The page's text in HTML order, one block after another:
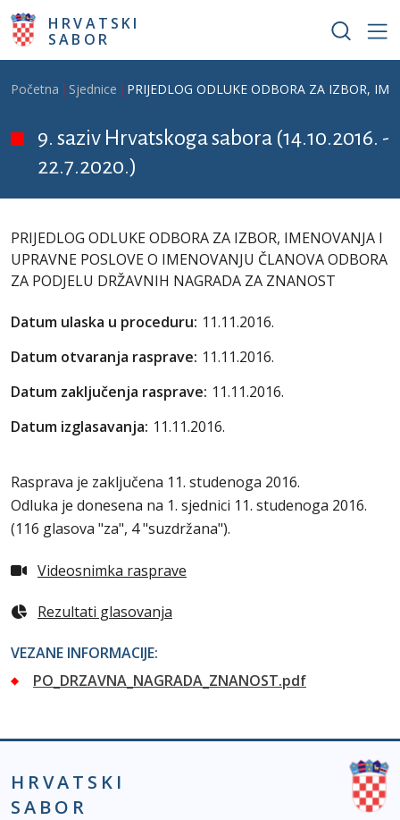
Skoči na glavni sadržaj
HRVATSKI
SABOR
Breadcrumb
Početna Sjednice PRIJEDLOG ODLUKE ODBORA ZA IZBOR,
9. saziv Hrvatskoga sabora (14.10.2016. -
22.7.2020.)
PRIJEDLOG ODLUKE ODBORA ZA IZBOR, IMENOVANJA I
UPRAVNE POSLOVE O IMENOVANJU ČLANOVA ODBORA
ZA PODJELU DRŽAVNIH NAGRADA ZA ZNANOST
Datum ulaska u proceduru: 11.11.2016.
Datum otvaranja rasprave: 11.11.2016.
Datum zaključenja rasprave: 11.11.2016.
Datum izglasavanja: 11.11.2016.
Rasprava je zaključena 11. studenoga 2016.
Odluka je donesena na 1. sjednici 11. studenoga 2016.
(116 glasova "za", 4 "suzdržana").
Videosnimka rasprave
Rezultati glasovanja
VEZANE INFORMACIJE:
PO_DRZAVNA_NAGRADA_ZNANOST.pdf
HRVATSKI
SABOR